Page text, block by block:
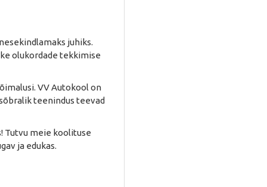
juhiks.
olukordade tekkimise
VV Autokool on
teenindus teevad
Tutvu meie koolituse
ja edukas.